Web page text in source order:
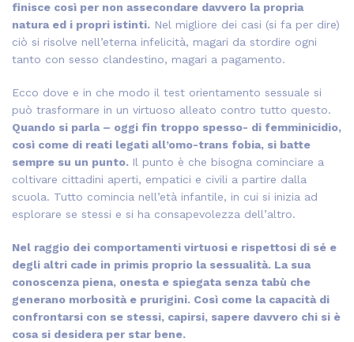
finisce così per non assecondare davvero la propria
natura ed i propri istinti. Nel migliore dei casi (si fa per dire)
ciò si risolve nell’eterna infelicità, magari da stordire ogni
tanto con sesso clandestino, magari a pagamento.
Ecco dove e in che modo il test orientamento sessuale si
può trasformare in un virtuoso alleato contro tutto questo.
Quando si parla – oggi fin troppo spesso- di femminicidio,
così come di reati legati all’omo-trans fobia, si batte
sempre su un punto. Il punto è che bisogna cominciare a
coltivare cittadini aperti, empatici e civili a partire dalla
scuola. Tutto comincia nell’età infantile, in cui si inizia ad
esplorare se stessi e si ha consapevolezza dell’altro.
Nel raggio dei comportamenti virtuosi e rispettosi di sé e
degli altri cade in primis proprio la sessualità. La sua
conoscenza piena, onesta e spiegata senza tabù che
generano morbosità e prurigini. Così come la capacità di
confrontarsi con se stessi, capirsi, sapere davvero chi si è
cosa si desidera per star bene.